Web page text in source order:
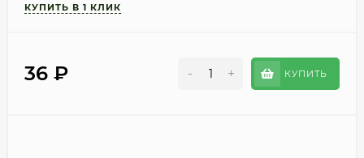
36 ₽ - + КУПИТЬ